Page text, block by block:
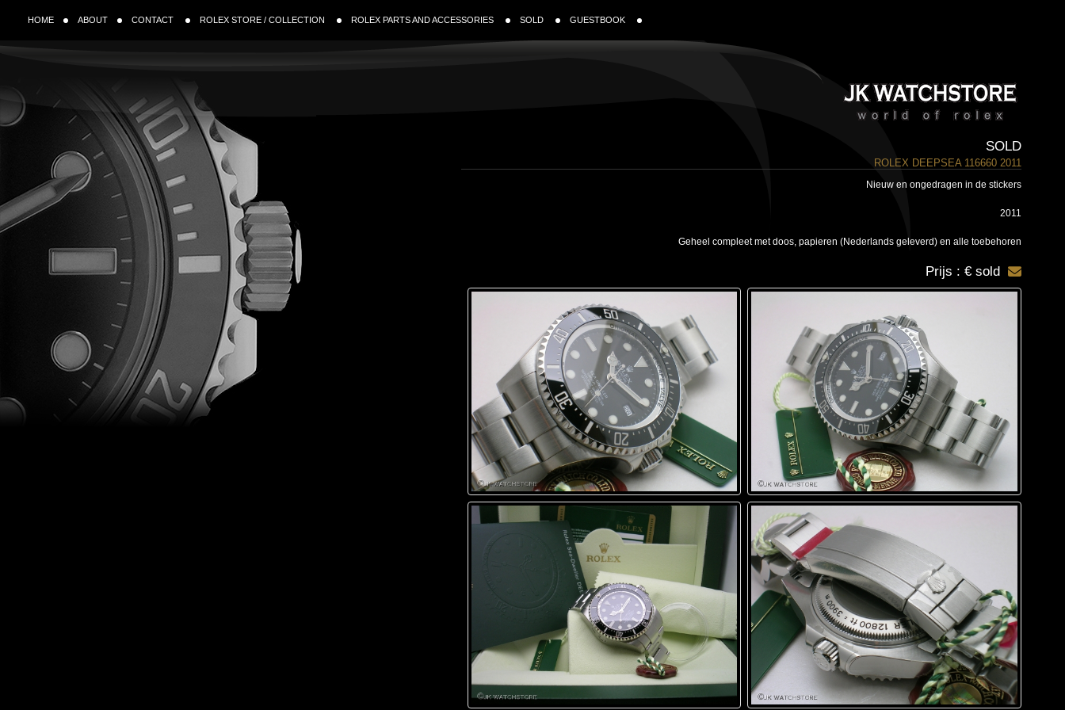
HOME ABOUT CONTACT ROLEX STORE / COLLECTION ROLEX PARTS AND ACCESSORIES SOLD GUESTBOOK
SOLD
ROLEX DEEPSEA 116660 2011
Nieuw en ongedragen in de stickers
2011
Geheel compleet met doos, papieren (Nederlands geleverd) en alle toebehoren
Prijs : € sold